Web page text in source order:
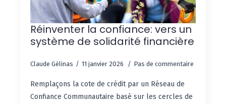
Réinventer la confiance: vers un
système de solidarité financière
Claude Gélinas 11 janvier 2026 Pas de commentaire
Remplaçons la cote de crédit par un Réseau de
Confiance Communautaire basé sur les cercles de